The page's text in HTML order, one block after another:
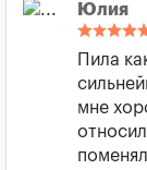
Юлия
Пила
мне